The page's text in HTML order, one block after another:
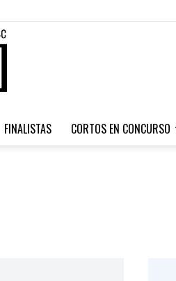
FINALISTAS CORTOS EN CONCURSO